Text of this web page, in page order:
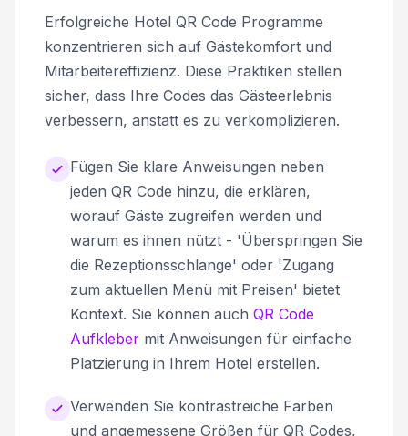
Erfolgreiche Hotel QR Code Programme
konzentrieren sich auf Gästekomfort und
Mitarbeitereffizienz. Diese Praktiken stellen
sicher, dass Ihre Codes das Gästeerlebnis
verbessern, anstatt es zu verkomplizieren.
Fügen Sie klare Anweisungen neben
jeden QR Code hinzu, die erklären,
worauf Gäste zugreifen werden und
warum es ihnen nützt - 'Überspringen Sie
die Rezeptionsschlange' oder 'Zugang
zum aktuellen Menü mit Preisen' bietet
Kontext. Sie können auch QR Code
Aufkleber mit Anweisungen für einfache
Platzierung in Ihrem Hotel erstellen.
Verwenden Sie kontrastreiche Farben
und angemessene Größen für QR Codes,